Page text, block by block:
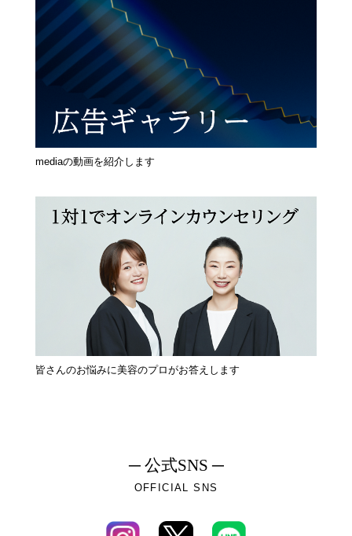
mediaの動画を紹介します
皆さんのお悩みに美容のプロがお答えします
─ 公式SNS ─
OFFICIAL SNS